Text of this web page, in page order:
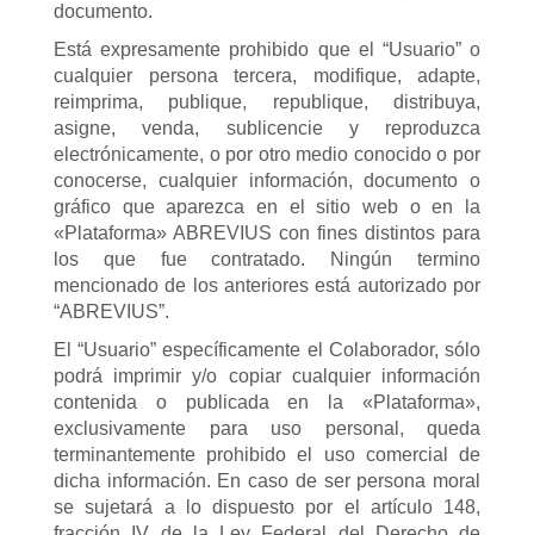
documento.
Está expresamente prohibido que el “Usuario” o
cualquier persona tercera, modifique, adapte,
reimprima, publique, republique, distribuya,
asigne, venda, sublicencie y reproduzca
electrónicamente, o por otro medio conocido o por
conocerse, cualquier información, documento o
gráfico que aparezca en el sitio web o en la
«Plataforma» ABREVIUS con fines distintos para
los que fue contratado. Ningún termino
mencionado de los anteriores está autorizado por
“ABREVIUS”.
El “Usuario” específicamente el Colaborador, sólo
podrá imprimir y/o copiar cualquier información
contenida o publicada en la «Plataforma»,
exclusivamente para uso personal, queda
terminantemente prohibido el uso comercial de
dicha información. En caso de ser persona moral
se sujetará a lo dispuesto por el artículo 148,